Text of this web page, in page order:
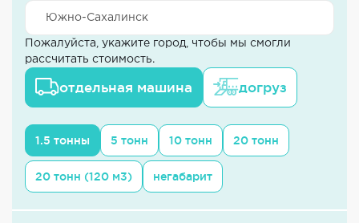
Пожалуйста, укажите город, чтобы мы смогли
рассчитать стоимость.
отдельная машина догруз
1.5 тонны 5 тонн 10 тонн 20 тонн
20 тонн (120 м3) негабарит